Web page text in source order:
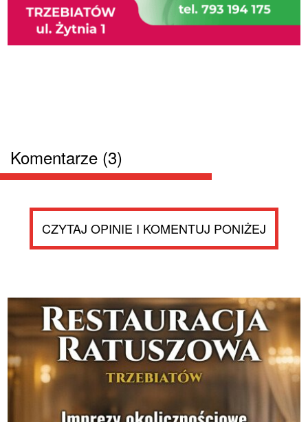
Komentarze (3)
CZYTAJ OPINIE I KOMENTUJ PONIŻEJ